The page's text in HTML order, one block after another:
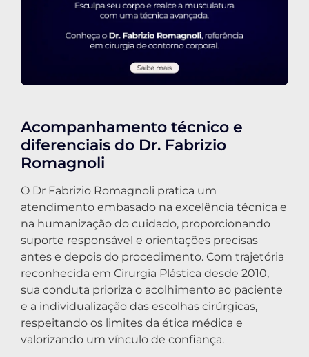
Acompanhamento técnico e
diferenciais do Dr. Fabrizio
Romagnoli
O Dr Fabrizio Romagnoli pratica um
atendimento embasado na excelência técnica e
na humanização do cuidado, proporcionando
suporte responsável e orientações precisas
antes e depois do procedimento. Com trajetória
reconhecida em Cirurgia Plástica desde 2010,
sua conduta prioriza o acolhimento ao paciente
e a individualização das escolhas cirúrgicas,
respeitando os limites da ética médica e
valorizando um vínculo de confiança.